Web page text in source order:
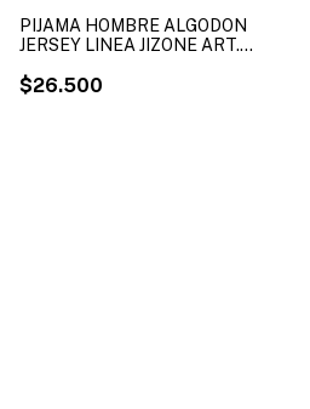
PIJAMA HOMBRE ALGODON
JERSEY LINEA JIZONE ART.
)$26.500